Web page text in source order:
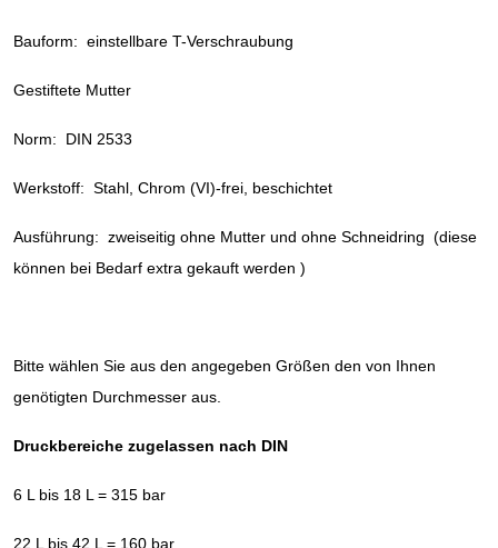
Bauform: einstellbare T-Verschraubung
Gestiftete Mutter
Norm: DIN 2533
Werkstoff: Stahl, Chrom (VI)-frei, beschichtet
Ausführung: zweiseitig ohne Mutter und ohne Schneidring (diese
können bei Bedarf extra gekauft werden )
Bitte wählen Sie aus den angegeben Größen den von Ihnen
genötigten Durchmesser aus.
Druckbereiche zugelassen nach DIN
6 L bis 18 L = 315 bar
22 L bis 42 L = 160 bar